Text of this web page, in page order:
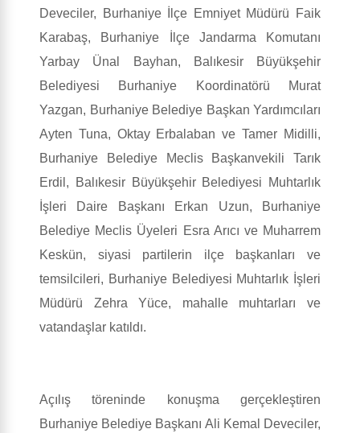
Deveciler, Burhaniye İlçe Emniyet Müdürü Faik
Karabaş, Burhaniye İlçe Jandarma Komutanı
Yarbay Ünal Bayhan, Balıkesir Büyükşehir
Belediyesi Burhaniye Koordinatörü Murat
Yazgan, Burhaniye Belediye Başkan Yardımcıları
Ayten Tuna, Oktay Erbalaban ve Tamer Midilli,
Burhaniye Belediye Meclis Başkanvekili Tarık
Erdil, Balıkesir Büyükşehir Belediyesi Muhtarlık
İşleri Daire Başkanı Erkan Uzun, Burhaniye
Belediye Meclis Üyeleri Esra Arıcı ve Muharrem
Keskün, siyasi partilerin ilçe başkanları ve
temsilcileri, Burhaniye Belediyesi Muhtarlık İşleri
Müdürü Zehra Yüce, mahalle muhtarları ve
vatandaşlar katıldı.
Açılış töreninde konuşma gerçekleştiren
Burhaniye Belediye Başkanı Ali Kemal Deveciler,